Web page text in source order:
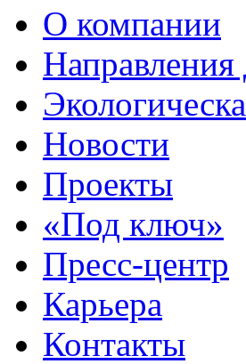
О компании
Направления
Новости
Проекты
«Под ключ»
Пресс-центр
Карьера
Контакты